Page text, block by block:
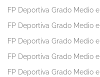
FP Deportiva Grado Medio
FP Deportiva Grado Medio
FP Deportiva Grado Medio
FP Deportiva Grado Medio
FP Deportiva Grado Medio